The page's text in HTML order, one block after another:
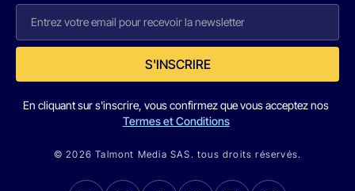
S'INSCRIRE
En cliquant sur s'inscrire, vous confirmez que vous acceptez nos
Termes et Conditions
© 2026 Talmont Media SAS. tous droits réservés.